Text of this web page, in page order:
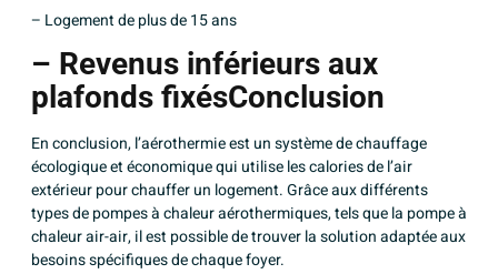
– Logement de plus de 15 ans
– Revenus inférieurs aux
plafonds fixésConclusion
En conclusion, l’aérothermie est un système de chauffage
écologique et économique qui utilise les calories de l’air
extérieur pour chauffer un logement. Grâce aux différents
types de pompes à chaleur aérothermiques, tels que la pompe à
chaleur air-air, il est possible de trouver la solution adaptée aux
besoins spécifiques de chaque foyer.